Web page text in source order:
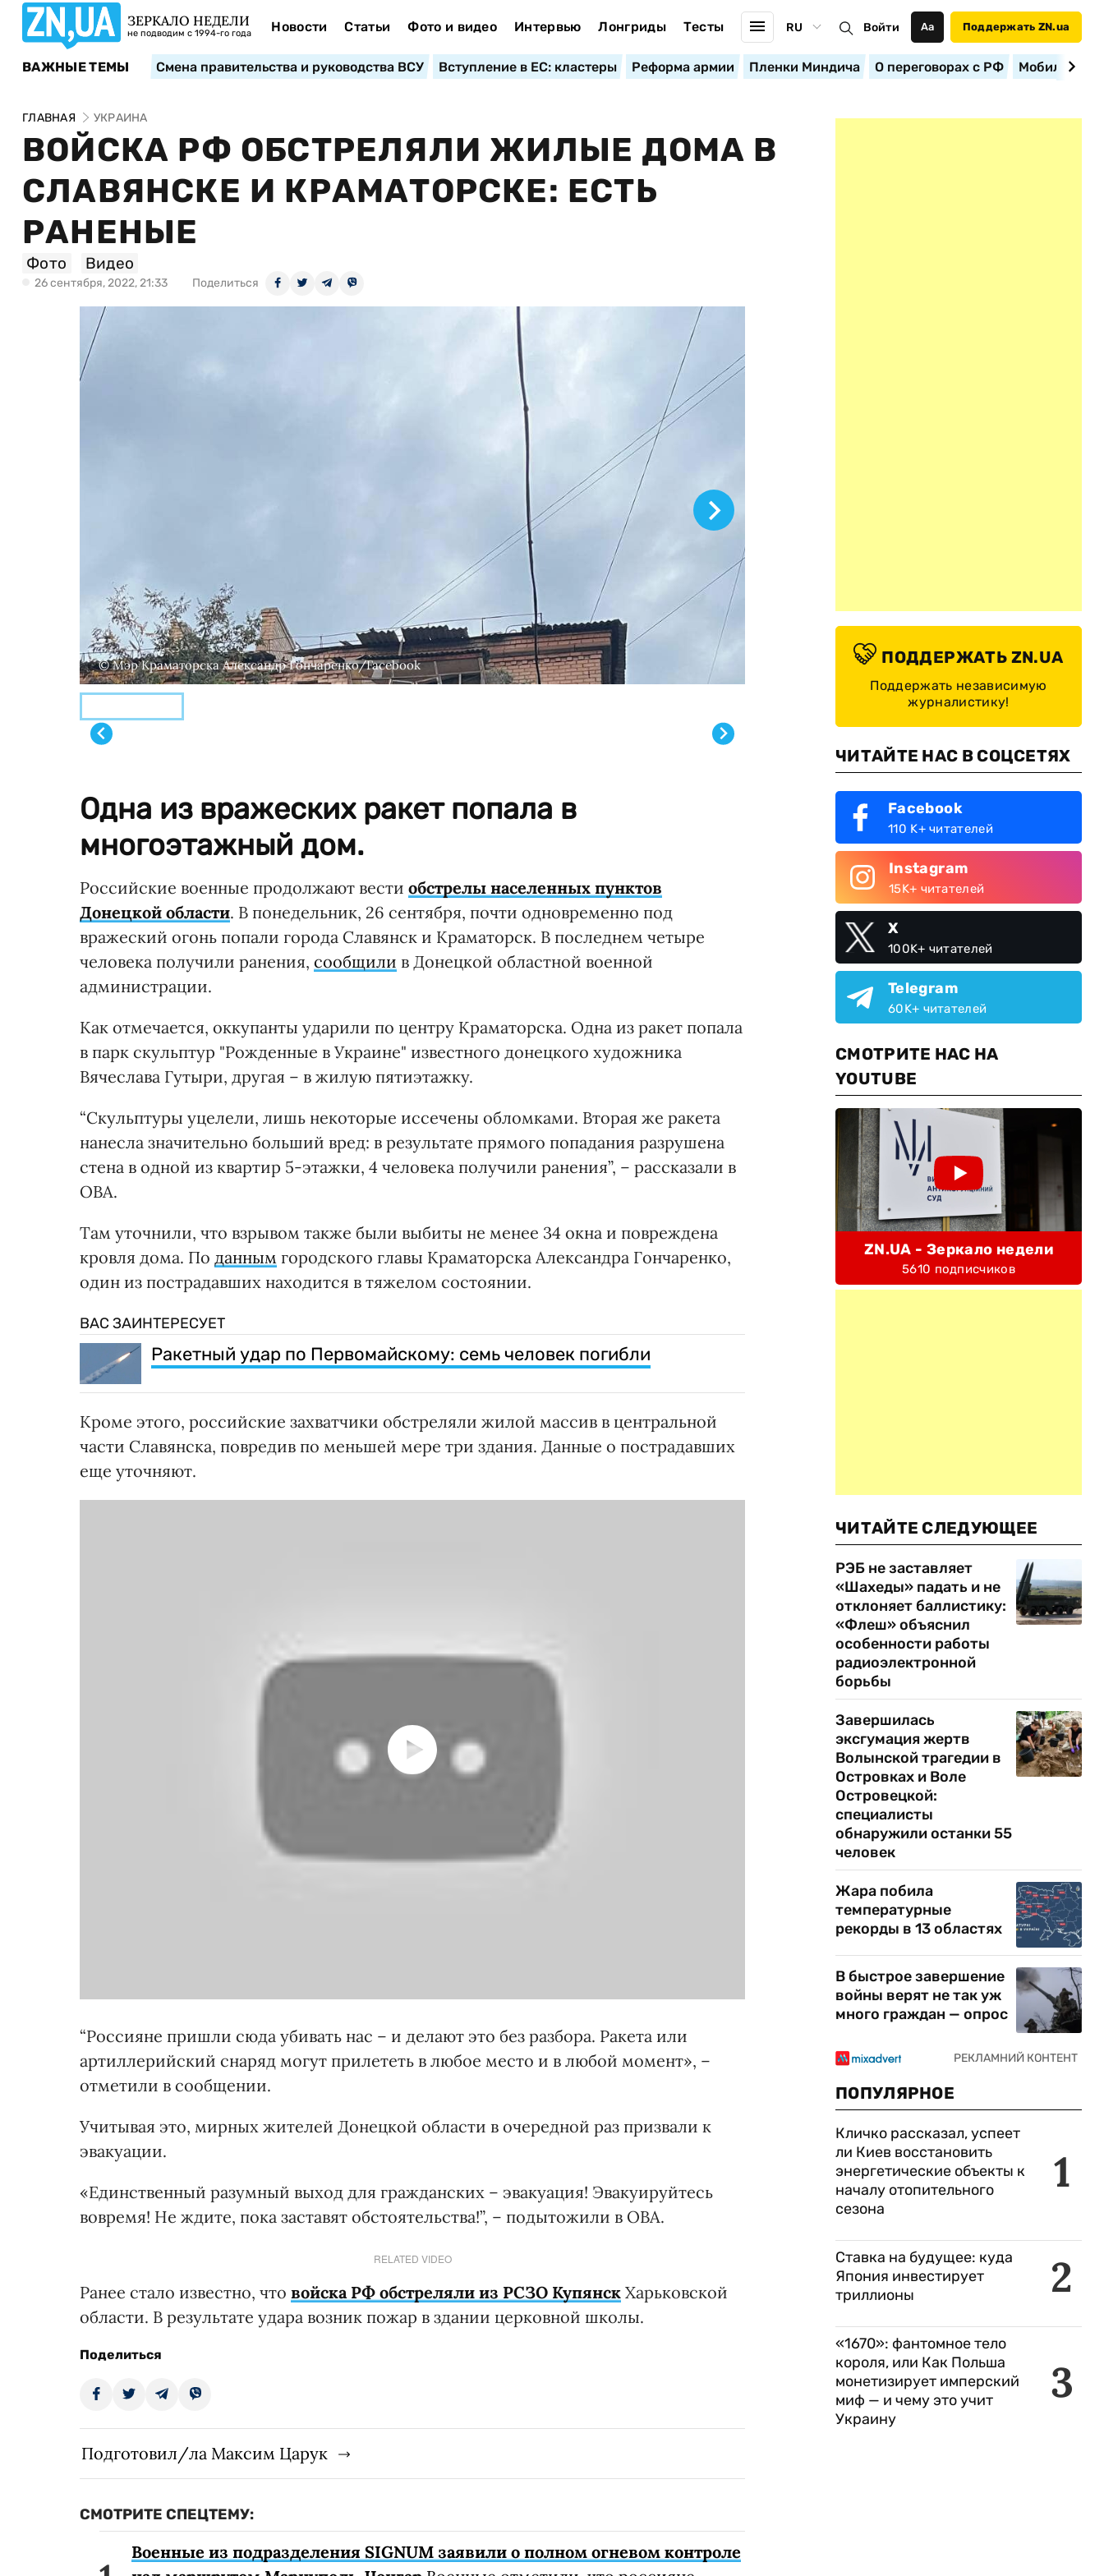
ЗЕРКАЛО НЕДЕЛИ
не подводим с 1994-го года Новости Статьи Фото и видео Интервью Лонгриды Тесты RU Войти Аа Поддержать ZN.ua
ВАЖНЫЕ ТЕМЫ Смена правительства и руководства ВСУ Вступление в ЕС: кластеры Реформа армии Пленки Миндича О переговорах с РФ
ГЛАВНАЯ УКРАИНА
ВОЙСКА РФ ОБСТРЕЛЯЛИ ЖИЛЫЕ ДОМА В
СЛАВЯНСКЕ И КРАМАТОРСКЕ: ЕСТЬ
РАНЕНЫЕ
Фото Видео
26 сентября, 2022, 21:33 Поделиться
© Мэр Краматорска Александр Гончаренко/Facebook © Мэр Краматорска Александр Гончаренко/Facebook
Одна из вражеских ракет попала в
многоэтажный дом.
Российские военные продолжают вести обстрелы населенных пунктов
Донецкой области. В понедельник, 26 сентября, почти одновременно под
вражеский огонь попали города Славянск и Краматорск. В последнем четыре
человека получили ранения, сообщили в Донецкой областной военной
администрации.
Как отмечается, оккупанты ударили по центру Краматорска. Одна из ракет попала
в парк скульптур "Рожденные в Украине" известного донецкого художника
Вячеслава Гутыри, другая – в жилую пятиэтажку.
“Скульптуры уцелели, лишь некоторые иссечены обломками. Вторая же ракета
нанесла значительно больший вред: в результате прямого попадания разрушена
стена в одной из квартир 5-этажки, 4 человека получили ранения”, – рассказали в
ОВА.
Там уточнили, что взрывом также были выбиты не менее 34 окна и повреждена
кровля дома. По данным городского главы Краматорска Александра Гончаренко,
один из пострадавших находится в тяжелом состоянии.
ВАС ЗАИНТЕРЕСУЕТ
Ракетный удар по Первомайскому: семь человек погибли
Кроме этого, российские захватчики обстреляли жилой массив в центральной
части Славянска, повредив по меньшей мере три здания. Данные о пострадавших
еще уточняют.
“Россияне пришли сюда убивать нас – и делают это без разбора. Ракета или
артиллерийский снаряд могут прилететь в любое место и в любой момент», –
отметили в сообщении.
Учитывая это, мирных жителей Донецкой области в очередной раз призвали к
эвакуации.
«Единственный разумный выход для гражданских – эвакуация! Эвакуируйтесь
вовремя! Не ждите, пока заставят обстоятельства!”, – подытожили в ОВА.
RELATED VIDEO
Ранее стало известно, что войска РФ обстреляли из РСЗО Купянск Харьковской
области. В результате удара возник пожар в здании церковной школы.
Поделиться
Подготовил/ла Максим Царук
СМОТРИТЕ СПЕЦТЕМУ:
Военные из подразделения SIGNUM заявили о полном огневом контроле
ПОДДЕРЖАТЬ ZN.UA
Поддержать независимую
журналистику!
ЧИТАЙТЕ НАС В СОЦСЕТЯХ
Facebook
110 K+ читателей
Instagram
15K+ читателей
X
100K+ читателей
Telegram
60K+ читателей
СМОТРИТЕ НАС НА
YOUTUBE
ZN.UA - Зеркало недели
5610 подписчиков
ЧИТАЙТЕ СЛЕДУЮЩЕЕ
РЭБ не заставляет
«Шахеды» падать и не
отклоняет баллистику:
«Флеш» объяснил
особенности работы
радиоэлектронной
борьбы
Завершилась
эксгумация жертв
Волынской трагедии в
Островках и Воле
Островецкой:
специалисты
обнаружили останки 55
человек
Жара побила
температурные
рекорды в 13 областях
В быстрое завершение
войны верят не так уж
много граждан — опрос
ПОПУЛЯРНОЕ
1
Кличко рассказал, успеет
ли Киев восстановить
энергетические объекты к
началу отопительного
сезона
2
Ставка на будущее: куда
Япония инвестирует
триллионы
3
«1670»: фантомное тело
короля, или Как Польша
монетизирует имперский
миф — и чему это учит
Украину